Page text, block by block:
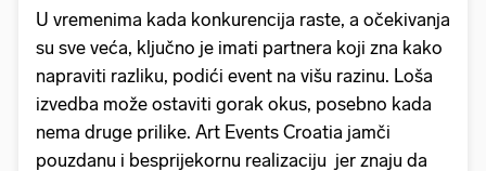
U vremenima kada konkurencija raste, a očekivanja
su sve veća, ključno je imati partnera koji zna kako
napraviti razliku, podići event na višu razinu. Loša
izvedba može ostaviti gorak okus, posebno kada
nema druge prilike. Art Events Croatia jamči
pouzdanu i besprijekornu realizaciju jer znaju da